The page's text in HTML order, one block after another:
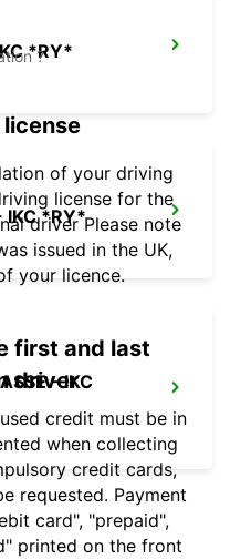
*RY*
IKC *RY*
- IKC
?
of your driving
license for the
driver Please note
issued in the UK,
your licence.
first and last
driver
credit must be in
when collecting
credit cards,
requested. Payment
card", "prepaid",
printed on the front